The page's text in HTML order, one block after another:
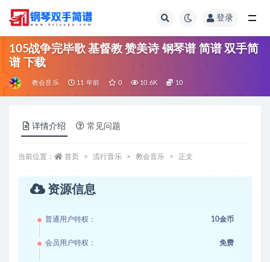
登录
105战争完毕歌 基督教 赞美诗 钢琴谱 简谱 双手简
谱 下载
教会音乐 11 年前 0 10.6K 10
详情介绍 常见问题
当前位置： 首页 流行音乐 教会音乐 正文
资源信息
普通用户特权： 10金币
会员用户特权： 免费